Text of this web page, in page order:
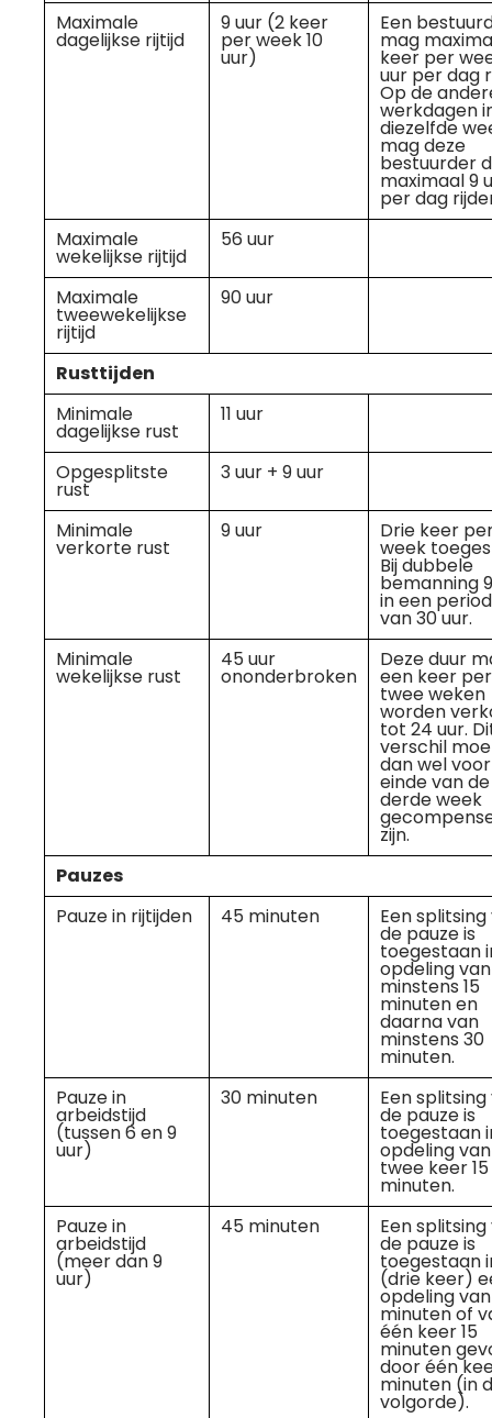
Maximale
dagelijkse rijtijd
9 uur (2 keer
per week 10
uur)
Een
mag
keer per
uur per dag
Op de
werkdagen
diezelfde
mag deze
bestuurder
maximaal 9
per dag
Maximale
wekelijkse rijtijd
56 uur
Maximale
tweewekelijkse
rijtijd
90 uur
Rusttijden
Minimale
dagelijkse rust
11 uur
Opgesplitste
rust
3 uur + 9 uur
Minimale
verkorte rust
9 uur Drie keer
week
Bij dubbele
bemanning
in een
van 30 uur.
Minimale
wekelijkse rust
45 uur
ononderbroken
Deze duur
een keer per
twee weken
worden
tot 24 uur.
verschil
dan wel
einde van de
derde week
zijn.
Pauzes
Pauze in rijtijden
45 minuten Een
de pauze is
toegestaan
opdeling van
minstens 15
minuten en
daarna van
minstens 30
minuten.
Pauze in
arbeidstijd
(tussen 6 en 9
uur)
30 minuten Een
de pauze is
toegestaan
opdeling van
twee keer 15
minuten.
Pauze in
arbeidstijd
(meer dan 9
uur)
45 minuten Een
de pauze is
toegestaan
(drie keer)
opdeling van
minuten of
één keer 15
minuten
door één
minuten (in
volgorde).